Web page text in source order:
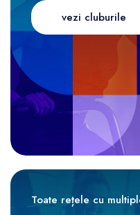
vezi cluburile
Toate rețele cu